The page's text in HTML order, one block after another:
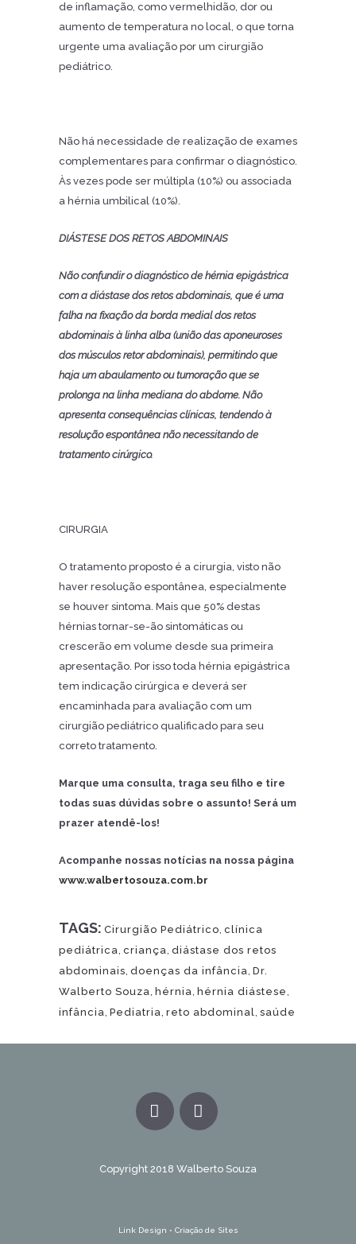
de inflamação, como vermelhidão, dor ou
aumento de temperatura no local, o que torna
urgente uma avaliação por um cirurgião
pediátrico.
Não há necessidade de realização de exames
complementares para confirmar o diagnóstico.
Às vezes pode ser múltipla (10%) ou associada
a hérnia umbilical (10%).
DIÁSTESE DOS RETOS ABDOMINAIS
Não confundir o diagnóstico de hérnia epigástrica
com a diástase dos retos abdominais, que é uma
falha na fixação da borda medial dos retos
abdominais à linha alba (união das aponeuroses
dos músculos retor abdominais), permitindo que
haja um abaulamento ou tumoração que se
prolonga na linha mediana do abdome. Não
apresenta consequências clínicas, tendendo à
resolução espontânea não necessitando de
tratamento cirúrgico.
CIRURGIA
O tratamento proposto é a cirurgia, visto não
haver resolução espontânea, especialmente
se houver sintoma. Mais que 50% destas
hérnias tornar-se-ão sintomáticas ou
crescerão em volume desde sua primeira
apresentação. Por isso toda hérnia epigástrica
tem indicação cirúrgica e deverá ser
encaminhada para avaliação com um
cirurgião pediátrico qualificado para seu
correto tratamento.
Marque uma consulta, traga seu filho e tire
todas suas dúvidas sobre o assunto! Será um
prazer atendê-los!
Acompanhe nossas notícias na nossa página
www.walbertosouza.com.br
TAGS: Cirurgião Pediátrico, clínica
pediátrica, criança, diástase dos retos
abdominais, doenças da infância, Dr.
Walberto Souza, hérnia, hérnia diástese,
infância, Pediatria, reto abdominal, saúde
Copyright 2018 Walberto Souza
Link Design • Criação de Sites